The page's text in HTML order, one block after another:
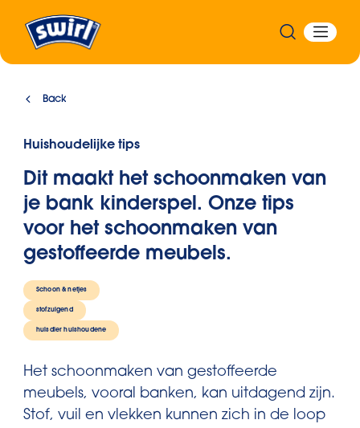
Back
Huishoudelijke tips
Dit maakt het schoonmaken van
je bank kinderspel. Onze tips
voor het schoonmaken van
gestoffeerde meubels.
Schoon & netjes
stofzuigend
huisdier huishoudene
Het schoonmaken van gestoffeerde
meubels, vooral banken, kan uitdagend zijn.
Stof, vuil en vlekken kunnen zich in de loop